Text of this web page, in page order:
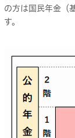
の方は国民年金（
す。